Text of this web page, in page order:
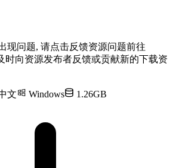
现问题, 请点击反馈资源问题前往
时向资源发布者反馈或贡献新的下载资
文 Windows 1.26GB